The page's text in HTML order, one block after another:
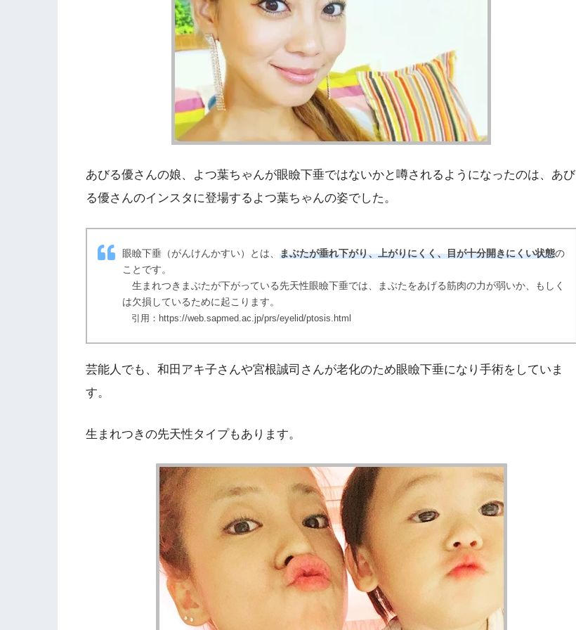
あびる優さんの娘、よつ葉ちゃんが眼瞼下垂ではないかと噂されるようになったのは、あび
る優さんのインスタに登場するよつ葉ちゃんの姿でした。
眼瞼下垂（がんけんかすい）とは、 まぶたが垂れ下がり、上がりにくく、目が十分開きにくい状態の
ことです。
生まれつきまぶたが下がっている先天性眼瞼下垂では、まぶたをあげる筋肉の力が弱いか、もしく
は欠損しているために起こります。
引用：https://web.sapmed.ac.jp/prs/eyelid/ptosis.html
芸能人でも、和田アキ子さんや宮根誠司さんが老化のため眼瞼下垂になり手術をしていま
す。
生まれつきの先天性タイプもあります。